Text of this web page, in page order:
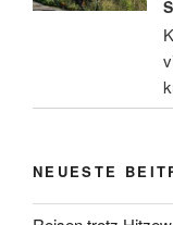
NEUESTE